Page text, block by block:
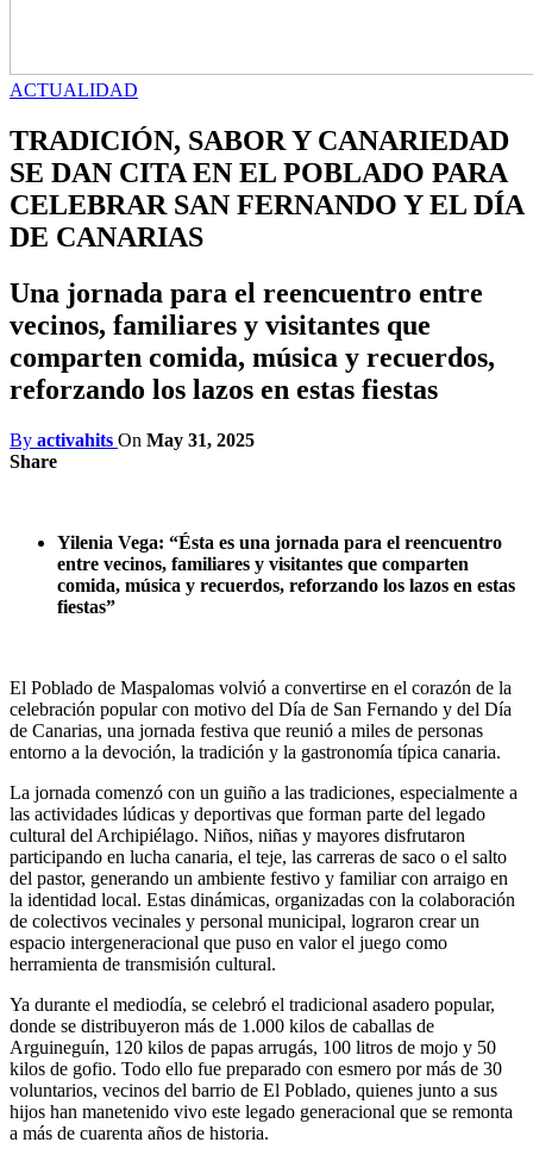
ACTUALIDAD
TRADICIÓN, SABOR Y CANARIEDAD
SE DAN CITA EN EL POBLADO PARA
CELEBRAR SAN FERNANDO Y EL DÍA
DE CANARIAS
Una jornada para el reencuentro entre
vecinos, familiares y visitantes que
comparten comida, música y recuerdos,
reforzando los lazos en estas fiestas
By activahits On May 31, 2025
Share
Yilenia Vega: “Ésta es una jornada para el reencuentro
entre vecinos, familiares y visitantes que comparten
comida, música y recuerdos, reforzando los lazos en estas
fiestas”
El Poblado de Maspalomas volvió a convertirse en el corazón de la
celebración popular con motivo del Día de San Fernando y del Día
de Canarias, una jornada festiva que reunió a miles de personas
entorno a la devoción, la tradición y la gastronomía típica canaria.
La jornada comenzó con un guiño a las tradiciones, especialmente a
las actividades lúdicas y deportivas que forman parte del legado
cultural del Archipiélago. Niños, niñas y mayores disfrutaron
participando en lucha canaria, el teje, las carreras de saco o el salto
del pastor, generando un ambiente festivo y familiar con arraigo en
la identidad local. Estas dinámicas, organizadas con la colaboración
de colectivos vecinales y personal municipal, lograron crear un
espacio intergeneracional que puso en valor el juego como
herramienta de transmisión cultural.
Ya durante el mediodía, se celebró el tradicional asadero popular,
donde se distribuyeron más de 1.000 kilos de caballas de
Arguineguín, 120 kilos de papas arrugás, 100 litros de mojo y 50
kilos de gofio. Todo ello fue preparado con esmero por más de 30
voluntarios, vecinos del barrio de El Poblado, quienes junto a sus
hijos han manetenido vivo este legado generacional que se remonta
a más de cuarenta años de historia.